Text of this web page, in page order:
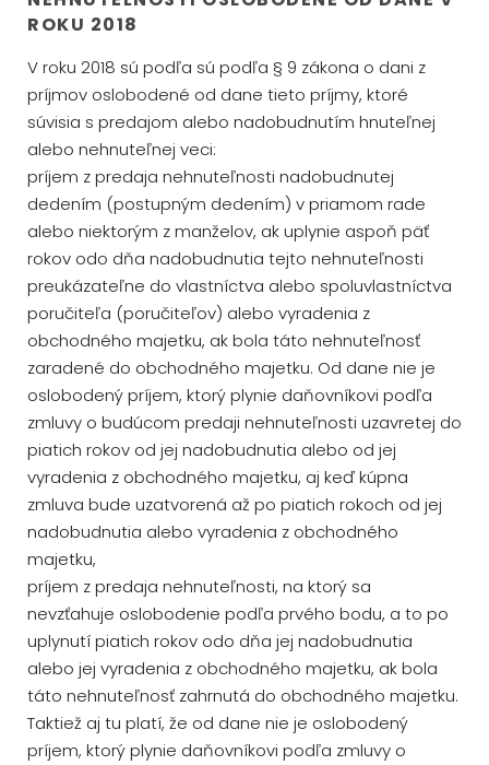
ROKU 2018
V roku 2018 sú podľa sú podľa § 9 zákona o dani z
príjmov oslobodené od dane tieto príjmy, ktoré
súvisia s predajom alebo nadobudnutím hnuteľnej
alebo nehnuteľnej veci:
príjem z predaja nehnuteľnosti nadobudnutej
dedením (postupným dedením) v priamom rade
alebo niektorým z manželov, ak uplynie aspoň päť
rokov odo dňa nadobudnutia tejto nehnuteľnosti
preukázateľne do vlastníctva alebo spoluvlastníctva
poručiteľa (poručiteľov) alebo vyradenia z
obchodného majetku, ak bola táto nehnuteľnosť
zaradené do obchodného majetku. Od dane nie je
oslobodený príjem, ktorý plynie daňovníkovi podľa
zmluvy o budúcom predaji nehnuteľnosti uzavretej do
piatich rokov od jej nadobudnutia alebo od jej
vyradenia z obchodného majetku, aj keď kúpna
zmluva bude uzatvorená až po piatich rokoch od jej
nadobudnutia alebo vyradenia z obchodného
majetku,
príjem z predaja nehnuteľnosti, na ktorý sa
nevzťahuje oslobodenie podľa prvého bodu, a to po
uplynutí piatich rokov odo dňa jej nadobudnutia
alebo jej vyradenia z obchodného majetku, ak bola
táto nehnuteľnosť zahrnutá do obchodného majetku.
Taktiež aj tu platí, že od dane nie je oslobodený
príjem, ktorý plynie daňovníkovi podľa zmluvy o